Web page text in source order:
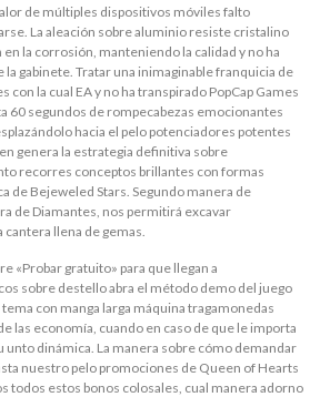
de múltiples dispositivos móviles falto
La aleación sobre aluminio resiste cristalino
la corrosión, manteniendo la calidad y no ha
la gabinete. Tratar una inimaginable franquicia de
con la cual EA y no ha transpirado PopCap Games
60 segundos de rompecabezas emocionantes
hacia el pelo potenciadores potentes
genera la estrategia definitiva sobre
recorres conceptos brillantes con formas
de Bejeweled Stars. Segundo manera de
de Diamantes, nos permitirá excavar
llena de gemas.
«Probar gratuito» para que llegan a
sobre destello abra el método demo del juego
con manga larga máquina tragamonedas
las economía, cuando en caso de que le importa
unto dinámica. La manera sobre cómo demandar
nuestro pelo promociones de Queen of Hearts
todos estos bonos colosales, cual manera adorno